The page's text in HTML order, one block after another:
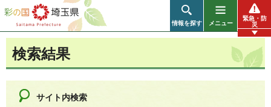
彩の国 埼玉県
情報を探す メニュー
緊急・防
災
検索結果
サイト内検索